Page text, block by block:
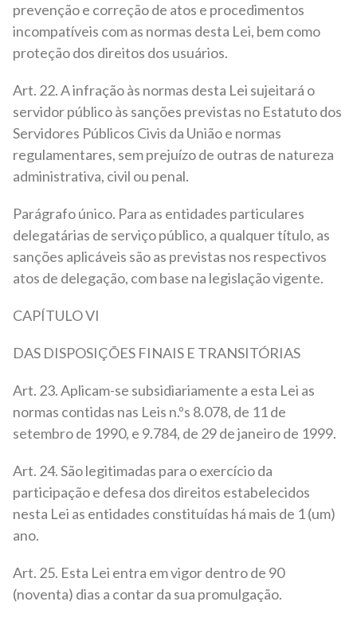
prevenção e correção de atos e procedimentos
incompatíveis com as normas desta Lei, bem como
proteção dos direitos dos usuários.
Art. 22. A infração às normas desta Lei sujeitará o
servidor público às sanções previstas no Estatuto dos
Servidores Públicos Civis da União e normas
regulamentares, sem prejuízo de outras de natureza
administrativa, civil ou penal.
Parágrafo único. Para as entidades particulares
delegatárias de serviço público, a qualquer título, as
sanções aplicáveis são as previstas nos respectivos
atos de delegação, com base na legislação vigente.
CAPÍTULO VI
DAS DISPOSIÇÕES FINAIS E TRANSITÓRIAS
Art. 23. Aplicam-se subsidiariamente a esta Lei as
normas contidas nas Leis n.ºs 8.078, de 11 de
setembro de 1990, e 9.784, de 29 de janeiro de 1999.
Art. 24. São legitimadas para o exercício da
participação e defesa dos direitos estabelecidos
nesta Lei as entidades constituídas há mais de 1 (um)
ano.
Art. 25. Esta Lei entra em vigor dentro de 90
(noventa) dias a contar da sua promulgação.